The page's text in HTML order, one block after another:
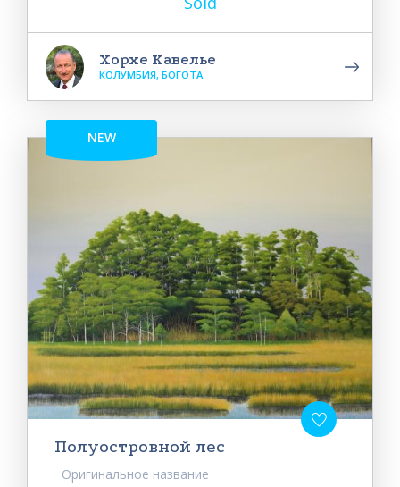
Хорхе Кавелье
КОЛУМБИЯ, БОГОТА
NEW
Полуостровной лес
Оригинальное название